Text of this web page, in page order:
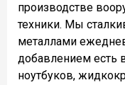
производстве
техники. Мы
металлами
добавлением есть
ноутбуков,